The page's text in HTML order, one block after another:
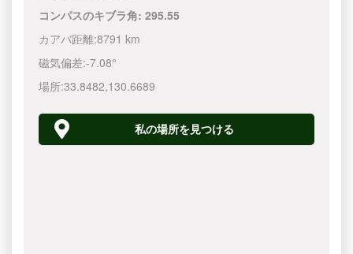
コンパスのキブラ角:295.55
カアバ距離:8791 km
磁気偏差:-7.08°
場所:33.8482,130.6690
私の場所を見つける